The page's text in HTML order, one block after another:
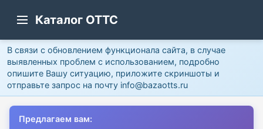
Каталог ОТТС
В связи с обновлением функционала сайта, в случае
выявленных проблем с использованием, подробно
опишите Вашу ситуацию, приложите скриншоты и
отправьте запрос на почту info@bazaotts.ru
Предлагаем вам: